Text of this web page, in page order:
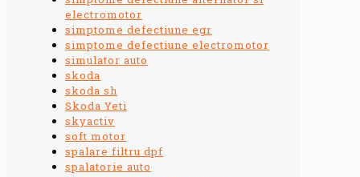
electromotor
simptome defectiune egr
simptome defectiune electromotor
simulator auto
skoda
skoda sh
Skoda Yeti
skyactiv
soft motor
spalare filtru dpf
spalatorie auto